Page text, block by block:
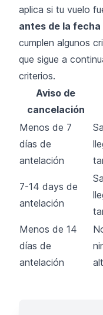
aplica si tu vuelo
antes de la
cumplen algunos
que sigue a
criterios.
Aviso de
cancelación
Menos de 7
días de
antelación
7-14 days de
antelación
Menos de 14
días de
antelación